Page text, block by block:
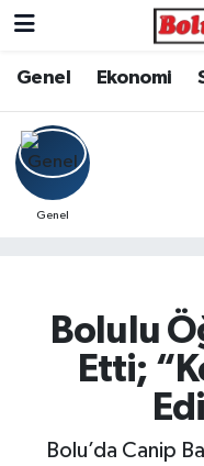
Genel Ekonomi
Genel
Bolulu
Etti;
Bolu’da Canip